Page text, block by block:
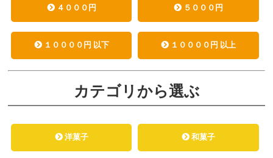
４０００円 ５０００円
１００００円 以下 １００００円 以上
カテゴリから選ぶ
洋菓子 和菓子